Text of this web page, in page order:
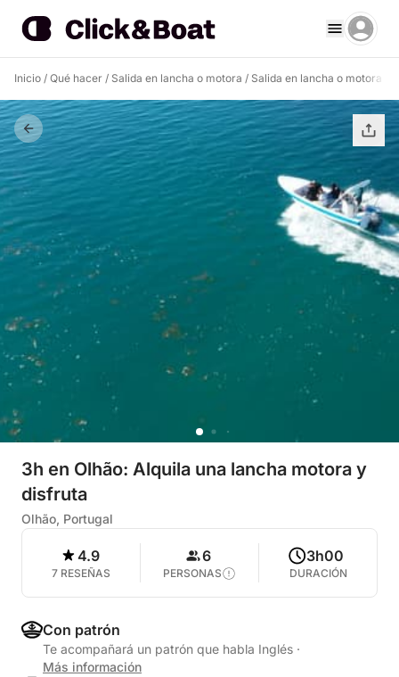
Inicio / Qué hacer / Salida en lancha o motora / Salida en lancha o motora
3h en Olhão: Alquila una lancha motora y
disfruta
Olhão, Portugal
4.9
7 RESEÑAS
6
PERSONAS
3h00
DURACIÓN
Con patrón
Te acompañará un patrón que habla Inglés ·
Más información